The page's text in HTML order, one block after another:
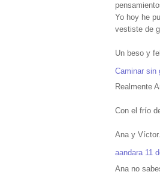
Yo hoy he
vestiste de
Un beso y
Caminar sin
Realmente
Con el frío
Ana y Víctor.
aandara 11
Ana no